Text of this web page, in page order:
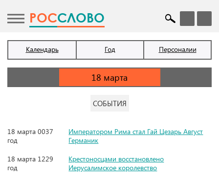
POCСЛОВО
Календарь Год Персоналии
СОБЫТИЯ
18 марта 0037
год
Императором Рима стал Гай Цезарь Август
Германик
18 марта 1229
год
Крестоносцами восстановлено
Иерусалимское королевство